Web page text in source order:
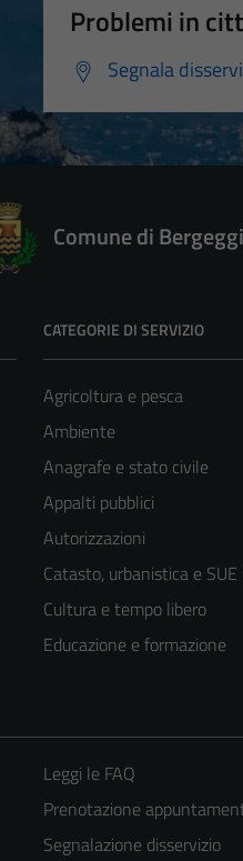
Problemi in
Segnala
Comune di Bergeggi
CATEGORIE DI SERVIZIO
Agricoltura e pesca
Ambiente
Anagrafe e stato civile
Appalti pubblici
Autorizzazioni
Catasto, urbanistica e SUE
Cultura e tempo libero
Educazione e formazione
Leggi le FAQ
Prenotazione
Segnalazione disservizio